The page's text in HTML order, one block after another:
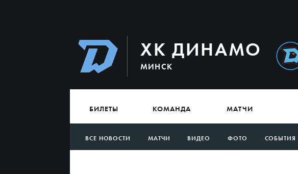
ХК ДИНАМО
МИНСК
БИЛЕТЫ КОМАНДА МАТЧИ
ВСЕ НОВОСТИ МАТЧИ ВИДЕО ФОТО СОБЫТИЯ